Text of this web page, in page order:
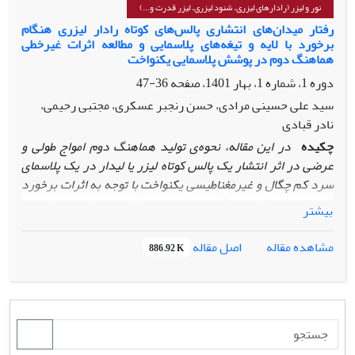
برای مشاهده ریخت‌شناسی لایه‌ها و اسپکتروسکوپی جذب ناحیه
مرئی فرابنفش برای اندازه‌گیری گاف انرژی نواری مورد تجزیه و
تحلیل قرار گرفت. تصاویر میکروسکوپ الکترونی تغییر شکل
نانوذرات را تحت تأثیر دما به‌خوبی نشان می‌دهد.
نور و لیزر (رادارهای لیزری، شنود لیزری، لیزر قدرت و...)
رفتار میدان‌های انتشاری پالس‌های کوتاه رادار لیزری هنگام
برخورد با لایه‌ و تیغه‌های پلاسمایی و مطالعه اثرات غیرخطی
هماهنگ دوم در پوشش پلاسمایی یکنواخت
دوره 1، شماره 1، بهار 1401، صفحه
36-47
سید علی حسینی مرادی، حسن رنجبر عسکری، مجتبی رحیمی،
نادر قبادی
چکیده در این مقاله، نحوه‌ی تولید هماهنگ دوم امواج طولی و
عرضی در اثر انتشار یک پالس کوتاه لیزر یا لیدار در یک پلاسمای
سرد کم چگال و غیرمغناطیسی یکنواخت با توجه به اثرات برخورد
موردبررسی قرار می‌گیرد. همچنین اثرات میدان مغناطیسی
یکنواخت خارجی مایل بر این پلاسما مورد تجزیه قرار می‌گیرد.
انتشار امواج در پلاسمای همسانگرد موجب تولید هماهنگ‌های
فرد می‌شود، ولی با اعمال میدان مغناطیسی ‌می‌توان این
همسانگردی را از بین برد و هماهنگ‌های زوج نیز تولید کرد. در
ادامه با استفاده از تئوری اختلال مؤلفه‌های میدان الکتریکی
هماهنگ اول و دوم را تا مرتبه اول اختلال محاسبه نموده و تأثیر
انعکاس‌های متوالی را بر روی دامنه میدان الکتریکی هماهنگ‌های
بیشتر
مشاهده مقاله
اصل مقاله 886.92 K